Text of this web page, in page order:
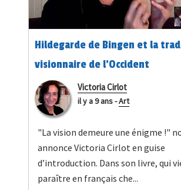
Hildegarde de Bingen et la
visionnaire de l’Occident
Victoria Cirlot
il y a 9 ans-Art
"La vision demeure une énigme !"
annonce Victoria Cirlot en guise
d’introduction. Dans son livre, qui
paraître en français che...